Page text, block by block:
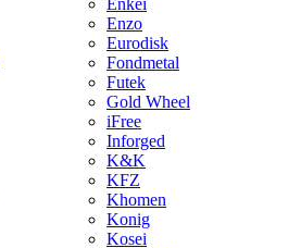
Enkei
Enzo
Eurodisk
Fondmetal
Futek
Gold Wheel
iFree
Inforged
K&K
KFZ
Khomen
Konig
Kosei